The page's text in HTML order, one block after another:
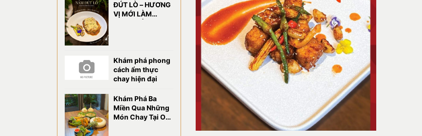
ĐÚT LÒ – HƯƠNG
VỊ MỚI LÀM
Khám phá phong
cách ẩm thực
chay hiện đại
Khám Phá Ba
Miền Qua Những
Món Chay Tại OM